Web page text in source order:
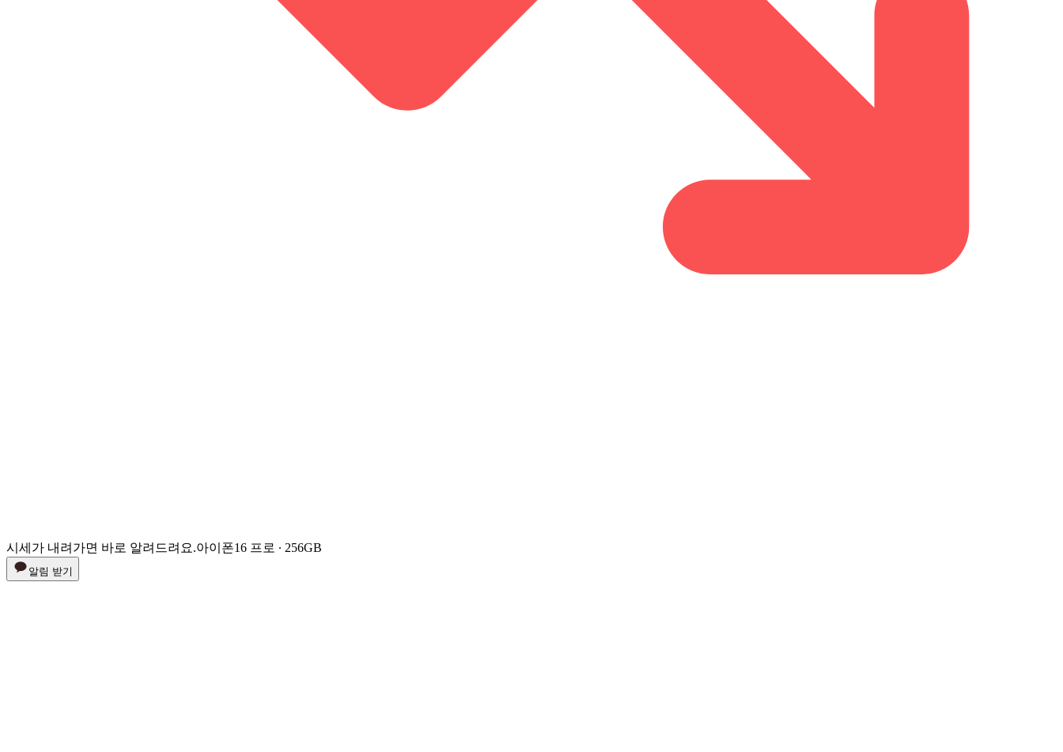
시세가 내려가면 바로 알려드려요.아이폰16 프로 ∙ 256GB
알림 받기